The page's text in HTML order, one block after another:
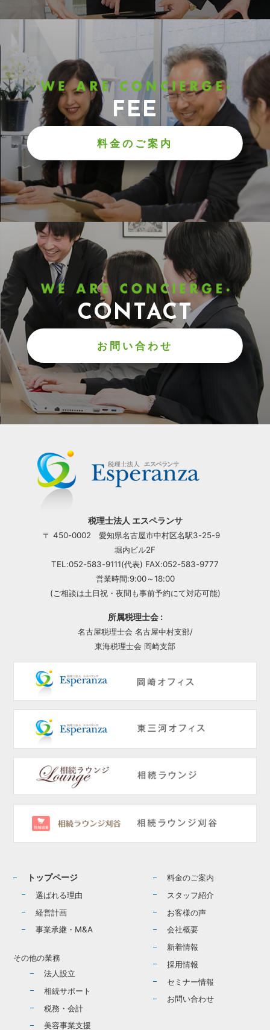
FEE
料金のご案内
CONTACT
お問い合わせ
税理士法人 エスペランサ
〒 450-0002 愛知県名古屋市中村区名駅3-25-9
堀内ビル2F
TEL:052-583-9111(代表) FAX:052-583-9777
営業時間:9:00～18:00
(ご相談は土日祝・夜間も事前予約にて対応可能)
所属税理士会 :
名古屋税理士会 名古屋中村支部/
東海税理士会 岡崎支部
トップページ
選ばれる理由
経営計画
事業承継・M&A
その他の業務
法人設立
相続サポート
税務・会計
美容事業支援
料金のご案内
スタッフ紹介
お客様の声
会社概要
新着情報
採用情報
セミナー情報
お問い合わせ